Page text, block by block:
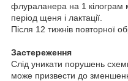
флураланера на 1 кілограм
період щеня і лактації.
Після 12 тижнів повторної
Застереження
Слід уникати порушень
може призвести до